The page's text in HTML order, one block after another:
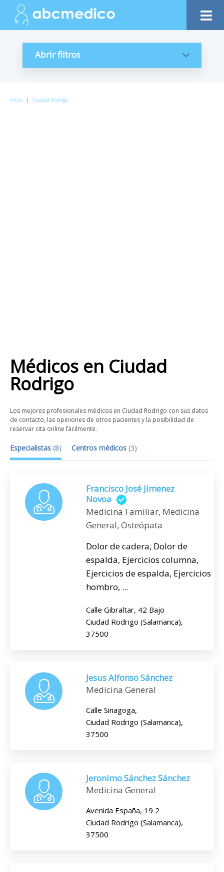
Abrir filtros
Inicio | Ciudad Rodrigo
Médicos en Ciudad
Rodrigo
Los mejores profesionales médicos en Ciudad Rodrigo con sus datos
de contacto, las opiniones de otros pacientes y la posibilidad de
reservar cita online fácilmente.
Especialistas (8) Centros médicos (3)
Francisco José Jimenez
Novoa
Medicina Familiar, Medicina
General, Osteópata
Dolor de cadera, Dolor de
espalda, Ejercicios columna,
Ejercicios de espalda, Ejercicios
hombro, ...
Calle Gibraltar, 42 Bajo
Ciudad Rodrigo (Salamanca),
37500
Jesus Alfonso Sánchez
Medicina General
Calle Sinagoga,
Ciudad Rodrigo (Salamanca),
37500
Jeronimo Sánchez Sánchez
Medicina General
Avenida España, 19 2
Ciudad Rodrigo (Salamanca),
37500